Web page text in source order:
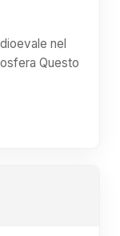
nel
Questo